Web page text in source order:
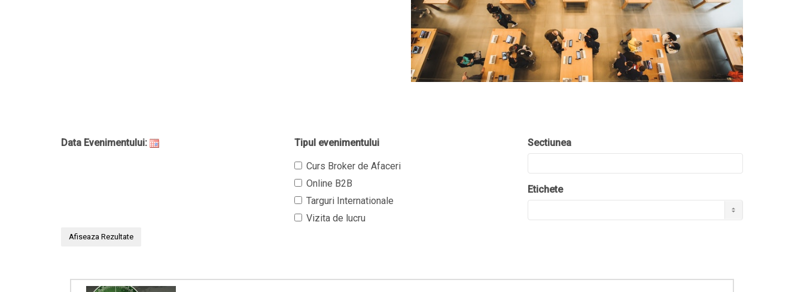
Data Evenimentului: Tipul evenimentului
Curs Broker de Afaceri
Online B2B
Targuri Internationale
Vizita de lucru
Sectiunea
Etichete